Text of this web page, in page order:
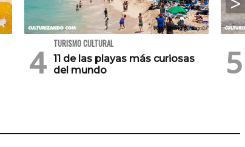
TURISMO CULTURAL
11 de las playas más curiosas
del mundo